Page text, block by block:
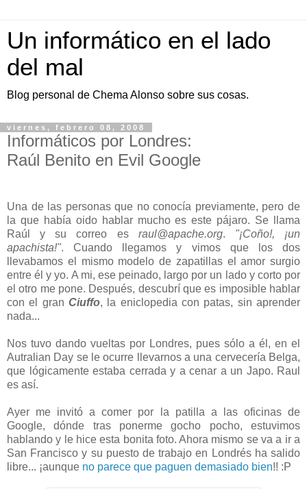
Un informático en el lado
del mal
Blog personal de Chema Alonso sobre sus cosas.
viernes, febrero 08, 2008
Informáticos por Londres:
Raúl Benito en Evil Google
Una de las personas que no conocía previamente, pero de
la que había oido hablar mucho es este pájaro. Se llama
Raúl y su correo es raul@apache.org. "¡Coño!, ¡un
apachista!". Cuando llegamos y vimos que los dos
llevabamos el mismo modelo de zapatillas el amor surgio
entre él y yo. A mi, ese peinado, largo por un lado y corto por
el otro me pone. Después, descubrí que es imposible hablar
con el gran Ciuffo, la eniclopedia con patas, sin aprender
nada...
Nos tuvo dando vueltas por Londres, pues sólo a él, en el
Autralian Day se le ocurre llevarnos a una cervecería Belga,
que lógicamente estaba cerrada y a cenar a un Japo. Raul
es así.
Ayer me invitó a comer por la patilla a las oficinas de
Google, dónde tras ponerme gocho pocho, estuvimos
hablando y le hice esta bonita foto. Ahora mismo se va a ir a
San Francisco y su puesto de trabajo en Londrés ha salido
libre... ¡aunque no parece que paguen demasiado bien!! :P